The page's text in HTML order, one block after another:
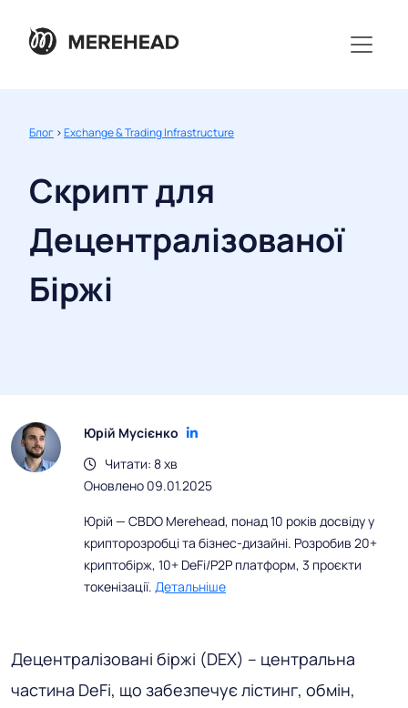
Блог >Exchange & Trading Infrastructure
Скрипт для
Децентралізованої
Біржі
Юрій Мусієнко
Читати: 8 хв
Оновлено 09.01.2025
Юрій — CBDO Merehead, понад 10 років досвіду у
крипторозробці та бізнес-дизайні. Розробив 20+
криптобірж, 10+ DeFi/P2P платформ, 3 проєкти
токенізації. Детальніше
Децентралізовані біржі (DEX) – центральна
частина DeFi, що забезпечує лістинг, обмін,